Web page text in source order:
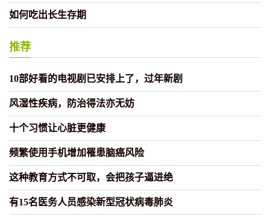
如何吃出长生存期
推荐
10部好看的电视剧已安排上了，过年新剧
风湿性疾病，防治得法亦无妨
十个习惯让心脏更健康
频繁使用手机增加罹患脑癌风险
这种教育方式不可取，会把孩子逼进绝
有15名医务人员感染新型冠状病毒肺炎